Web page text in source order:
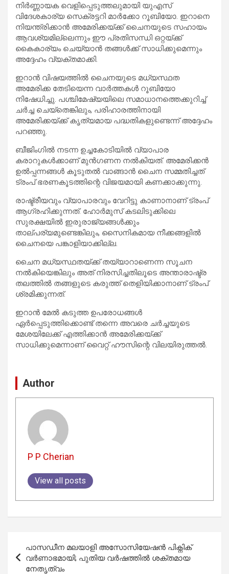
നിർണ്ണായക വെളിപ്പെടുത്തലുമായി യുഎസ്
വിദേശകാര്യ സെക്രട്ടറി മാർക്കോ റൂബിയോ. ഇറാനെ
നിയന്ത്രിക്കാൻ അമേരിക്കയ്ക്ക് ചൈനയുടെ സഹായം
ആവശ്യമില്ലെന്നും ഈ പ്രതിസന്ധി ഒറ്റയ്ക്ക്
കൈകാര്യം ചെയ്യാൻ തങ്ങൾക്ക് സാധിക്കുമെന്നും
അദ്ദേഹം വ്യക്തമാക്കി.
ഇറാൻ വിഷയത്തിൽ ചൈനയുടെ മധ്യസ്ഥത
അമേരിക്ക തേടിയെന്ന വാർത്തകൾ റൂബിയോ
നിഷേധിച്ചു. പശ്ചിമേഷ്യയിലെ സമാധാനത്തെക്കുറിച്ച്
ചർച്ച ചെയ്തെങ്കിലും, പരിഹാരത്തിനായി
അമേരിക്കയ്ക്ക് കൃത്യമായ പദ്ധതികളുണ്ടെന്ന് അദ്ദേഹം
പറഞ്ഞു.
ബീജിംഗിൽ നടന്ന ഉച്ചകോടിയിൽ വ്യാപാര
കരാറുകൾക്കാണ് മുൻഗണന നൽകിയത്. അമേരിക്കൻ
ഉൽപ്പന്നങ്ങൾ കൂടുതൽ വാങ്ങാൻ ചൈന സമ്മതിച്ചത്
ട്രംപ് ഭരണകൂടത്തിന്റെ വിജയമായി കണക്കാക്കുന്നു.
രാഷ്ട്രീയവും വ്യാപാരവും വേറിട്ടു കാണാനാണ് ട്രംപ്
ആഗ്രഹിക്കുന്നത്. ഹോർമുസ് കടലിടുക്കിലെ
സുരക്ഷയിൽ ഇരുരാജ്യങ്ങൾക്കും
താല്പര്യമുണ്ടെങ്കിലും, സൈനികമായ നീക്കങ്ങളിൽ
ചൈനയെ പങ്കാളിയാക്കില്ല.
ചൈന മധ്യസ്ഥതയ്ക്ക് തയ്യാറാണെന്ന സൂചന
നൽകിയെങ്കിലും അത് നിരസിച്ചതിലൂടെ അന്താരാഷ്ട്ര
തലത്തിൽ തങ്ങളുടെ കരുത്ത് തെളിയിക്കാനാണ് ട്രംപ്
ശ്രമിക്കുന്നത്.
ഇറാൻ മേൽ കടുത്ത ഉപരോധങ്ങൾ
ഏർപ്പെടുത്തിക്കൊണ്ട് തന്നെ അവരെ ചർച്ചയുടെ
മേശയിലേക്ക് എത്തിക്കാൻ അമേരിക്കയ്ക്ക്
സാധിക്കുമെന്നാണ് വൈറ്റ് ഹൗസിന്റെ വിലയിരുത്തൽ.
Author
P P Cherian
View all posts
navigation
പാസഡീന മലയാളി അസോസിയേഷൻ പിക്നിക്
വർണാഭമായി; പുതിയ വർഷത്തിൽ ശക്തമായ
നേതൃത്വം